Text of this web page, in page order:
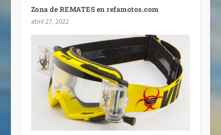
Zona de REMATES en refamotos.com
abril 27, 2022